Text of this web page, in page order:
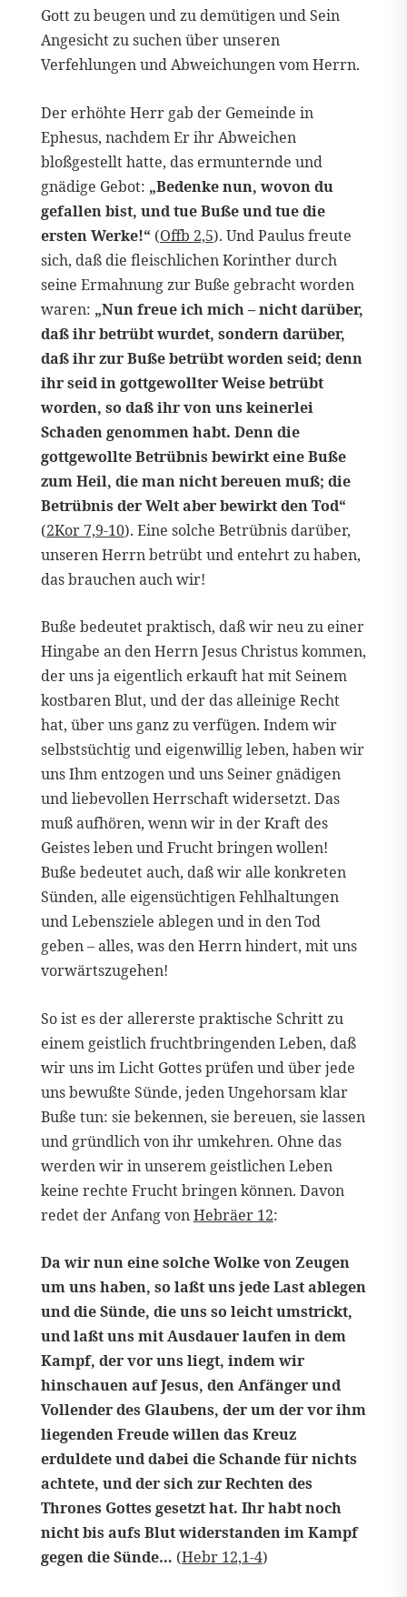
Gott zu beugen und zu demütigen und Sein
Angesicht zu suchen über unseren
Verfehlungen und Abweichungen vom Herrn.
Der erhöhte Herr gab der Gemeinde in
Ephesus, nachdem Er ihr Abweichen
bloßgestellt hatte, das ermunternde und
gnädige Gebot: „Bedenke nun, wovon du
gefallen bist, und tue Buße und tue die
ersten Werke!“ (Offb 2,5). Und Paulus freute
sich, daß die fleischlichen Korinther durch
seine Ermahnung zur Buße gebracht worden
waren: „Nun freue ich mich – nicht darüber,
daß ihr betrübt wurdet, sondern darüber,
daß ihr zur Buße betrübt worden seid; denn
ihr seid in gottgewollter Weise betrübt
worden, so daß ihr von uns keinerlei
Schaden genommen habt. Denn die
gottgewollte Betrübnis bewirkt eine Buße
zum Heil, die man nicht bereuen muß; die
Betrübnis der Welt aber bewirkt den Tod“
(2Kor 7,9-10). Eine solche Betrübnis darüber,
unseren Herrn betrübt und entehrt zu haben,
das brauchen auch wir!
Buße bedeutet praktisch, daß wir neu zu einer
Hingabe an den Herrn Jesus Christus kommen,
der uns ja eigentlich erkauft hat mit Seinem
kostbaren Blut, und der das alleinige Recht
hat, über uns ganz zu verfügen. Indem wir
selbstsüchtig und eigenwillig leben, haben wir
uns Ihm entzogen und uns Seiner gnädigen
und liebevollen Herrschaft widersetzt. Das
muß aufhören, wenn wir in der Kraft des
Geistes leben und Frucht bringen wollen!
Buße bedeutet auch, daß wir alle konkreten
Sünden, alle eigensüchtigen Fehlhaltungen
und Lebensziele ablegen und in den Tod
geben – alles, was den Herrn hindert, mit uns
vorwärtszugehen!
So ist es der allererste praktische Schritt zu
einem geistlich fruchtbringenden Leben, daß
wir uns im Licht Gottes prüfen und über jede
uns bewußte Sünde, jeden Ungehorsam klar
Buße tun: sie bekennen, sie bereuen, sie lassen
und gründlich von ihr umkehren. Ohne das
werden wir in unserem geistlichen Leben
keine rechte Frucht bringen können. Davon
redet der Anfang vonHebräer 12:
Da wir nun eine solche Wolke von Zeugen
um uns haben, so laßt uns jede Last ablegen
und die Sünde, die uns so leicht umstrickt,
und laßt uns mit Ausdauer laufen in dem
Kampf, der vor uns liegt, indem wir
hinschauen auf Jesus, den Anfänger und
Vollender des Glaubens, der um der vor ihm
liegenden Freude willen das Kreuz
erduldete und dabei die Schande für nichts
achtete, und der sich zur Rechten des
Thrones Gottes gesetzt hat. Ihr habt noch
nicht bis aufs Blut widerstanden im Kampf
gegen die Sünde… (Hebr 12,1-4)